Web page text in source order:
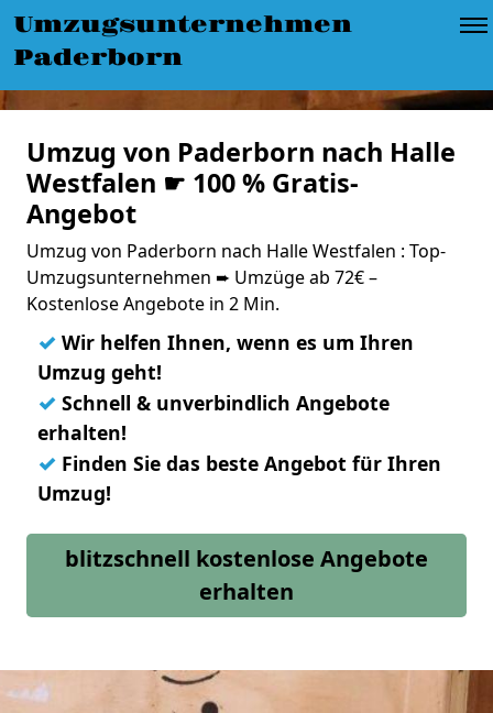
Umzugsunternehmen
Paderborn
Umzug von Paderborn nach Halle
Westfalen ☛ 100 % Gratis-
Angebot
Umzug von Paderborn nach Halle Westfalen : Top-
Umzugsunternehmen ➨ Umzüge ab 72€ –
Kostenlose Angebote in 2 Min.
✓ Wir helfen Ihnen, wenn es um Ihren
Umzug geht!
✓ Schnell & unverbindlich Angebote
erhalten!
✓ Finden Sie das beste Angebot für Ihren
Umzug!
blitzschnell kostenlose Angebote
erhalten